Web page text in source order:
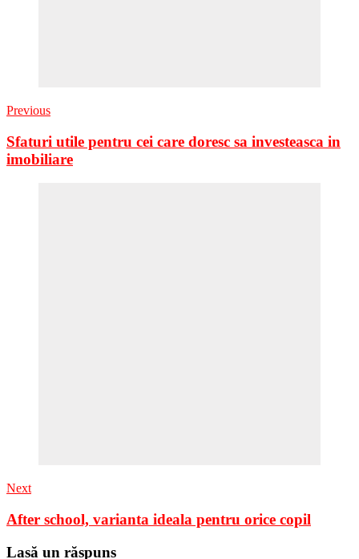
Previous
Sfaturi utile pentru cei care doresc sa investeasca in
imobiliare
Next
After school, varianta ideala pentru orice copil
Lasă un răspuns